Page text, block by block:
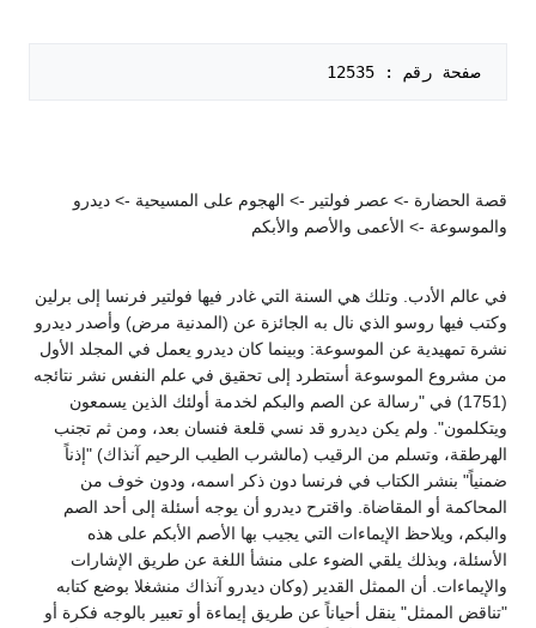
صفحة رقم : 12535
قصة الحضارة -> عصر فولتير -> الهجوم على المسيحية -> ديدرو
والموسوعة -> الأعمى والأصم والأبكم
في عالم الأدب. وتلك هي السنة التي غادر فيها فولتير فرنسا إلى برلين
وكتب فيها روسو الذي نال به الجائزة عن (المدنية مرض) وأصدر ديدرو
نشرة تمهيدية عن الموسوعة: وبينما كان ديدرو يعمل في المجلد الأول
من مشروع الموسوعة أستطرد إلى تحقيق في علم النفس نشر نتائجه
(1751) في "رسالة عن الصم والبكم لخدمة أولئك الذين يسمعون
ويتكلمون". ولم يكن ديدرو قد نسي قلعة فنسان بعد، ومن ثم تجنب
الهرطقة، وتسلم من الرقيب (مالشرب الطيب الرحيم آنذاك) "إذناً
ضمنياً" بنشر الكتاب في فرنسا دون ذكر اسمه، ودون خوف من
المحاكمة أو المقاضاة. واقترح ديدرو أن يوجه أسئلة إلى أحد الصم
والبكم، ويلاحظ الإيماءات التي يجيب بها الأصم الأبكم على هذه
الأسئلة، وبذلك يلقي الضوء على منشأ اللغة عن طريق الإشارات
والإيماءات. أن الممثل القدير (وكان ديدرو آنذاك منشغلا بوضع كتابه
"تناقض الممثل" ينقل أحياناً عن طريق إيماءة أو تعبير بالوجه فكرة أو